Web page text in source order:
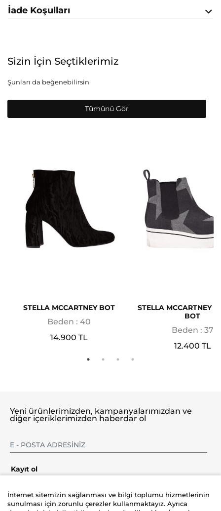
İade Koşulları
Sizin İçin Seçtiklerimiz
Şunları da beğenebilirsin
Tümünü Gör
STELLA MCCARTNEY BOT
Beden : 40
14.900 TL
STELLA MCCARTNEY
BOT
Beden : 37
12.400 TL
Yeni ürünlerimizden, kampanyalarımızdan ve
diğer içeriklerimizden haberdar ol
Kayıt ol
İnternet sitemizin sağlanması ve bilgi toplumu hizmetlerinin
sunulması için zorunlu çerezler kullanmaktayız. Ayrıca